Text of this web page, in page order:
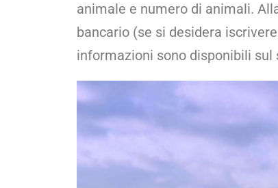
animale e numero di animali.
bancario (se si desidera
informazioni sono disponibili sul